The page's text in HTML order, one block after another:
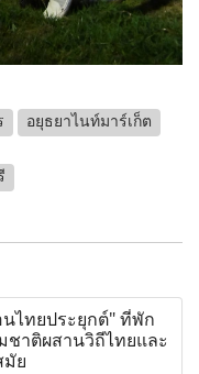
อยุธยาไนท์มาร์เก็ต
นไทยประยุกต์" ที่พัก
ชาติผสานวิถีไทยและ
ย